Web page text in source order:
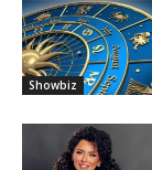
Showbiz